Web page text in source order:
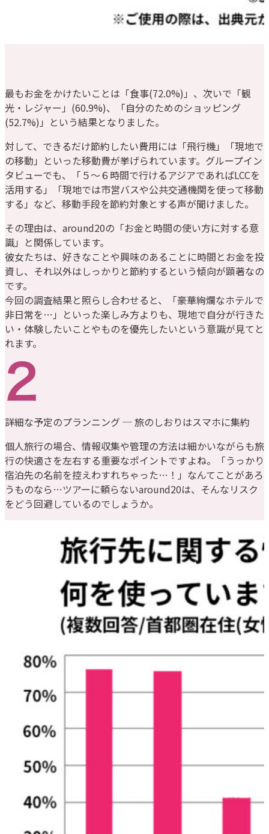
最もお金をかけたいことは「食事(72.0%)」、次いで「観
光・レジャー」(60.9%)、「自分のためのショッピング
(52.7%)」という結果となりました。
対して、できるだけ節約したい費用には「飛行機」「現地で
の移動」といった移動費が挙げられています。グループイン
タビューでも、「５～６時間で行けるアジアであればLCCを
活用する」「現地では市営バスや公共交通機関を使って移動
する」など、移動手段を節約対象とする声が聞けました。
その理由は、around20の「お金と時間の使い方に対する意
識」と関係しています。
彼女たちは、好きなことや興味のあることに時間とお金を投
資し、それ以外はしっかりと節約するという傾向が顕著なの
です。
今回の調査結果と照らし合わせると、「豪華絢爛なホテルで
非日常を…」といった楽しみ方よりも、現地で自分が行きた
い・体験したいことやものを優先したいという意識が見てと
れます。
詳細な予定のプランニング ─ 旅のしおりはスマホに集約
個人旅行の場合、情報収集や管理の方法は細かいながらも旅
行の快適さを左右する重要なポイントですよね。「うっかり
宿泊先の名前を控えわすれちゃった…！」なんてことがあろ
うものなら…ツアーに頼らないaround20は、そんなリスク
をどう回避しているのでしょうか。